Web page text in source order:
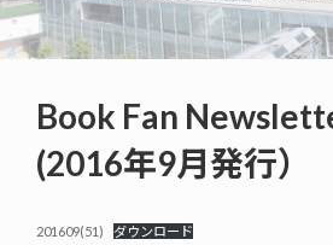
キ
ッ
プ
に
移
動
Book Fan
(2016年9月発行）
201609(51) ダウンロード